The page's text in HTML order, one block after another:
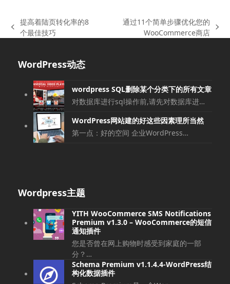
上
文
提高着陆页转化率的8
个最佳技巧
通过11个简单步骤优化您的
WooCommerce商店
WordPress动态
wordpress SQL删除某个分类下的所有文章
对数据库进行sql操作前,请先对数据库进…
WordPress网站建的好这些因素理所当然
第一点：好的空间 企业WordPress…
Wordpress主题
YITH WooCommerce SMS Notifications
Premium v​​1.3.0 – WooCommerce的短信
通知插件
您是否曾在网上购物时感受到家庭的一部
分？…
Schema Premium v​​1.1.4.4-WordPress结
构化数据插件